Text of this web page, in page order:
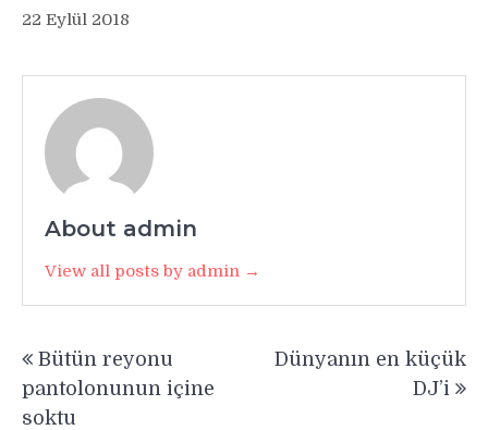
22 Eylül 2018
About admin
View all posts by admin →
gezinmesi
Bütün reyonu
pantolonunun içine
soktu
Dünyanın en küçük
DJ’i